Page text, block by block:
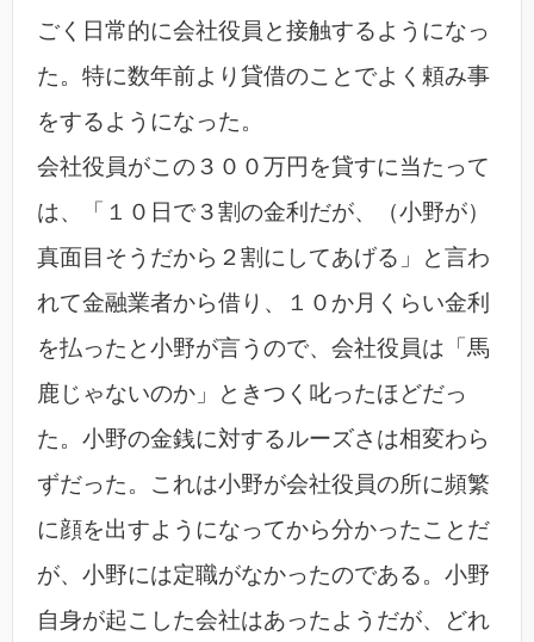
ごく日常的に会社役員と接触するようになっ
た。特に数年前より貸借のことでよく頼み事
をするようになった。
会社役員がこの３００万円を貸すに当たって
は、「１０日で３割の金利だが、（小野が）
真面目そうだから２割にしてあげる」と言わ
れて金融業者から借り、１０か月くらい金利
を払ったと小野が言うので、会社役員は「馬
鹿じゃないのか」ときつく叱ったほどだっ
た。小野の金銭に対するルーズさは相変わら
ずだった。これは小野が会社役員の所に頻繁
に顔を出すようになってから分かったことだ
が、小野には定職がなかったのである。小野
自身が起こした会社はあったようだが、どれ